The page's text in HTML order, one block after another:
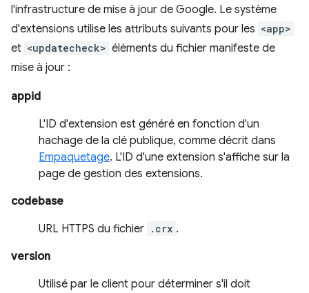
l'infrastructure de mise à jour de Google. Le système
d'extensions utilise les attributs suivants pour les <app>
et <updatecheck> éléments du fichier manifeste de
mise à jour :
appid
L'ID d'extension est généré en fonction d'un
hachage de la clé publique, comme décrit dans
Empaquetage. L'ID d'une extension s'affiche sur la
page de gestion des extensions.
codebase
URL HTTPS du fichier .crx .
version
Utilisé par le client pour déterminer s'il doit